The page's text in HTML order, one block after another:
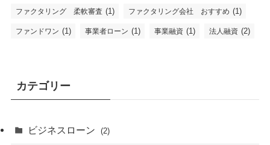
ファクタリング 柔軟審査 (1) ファクタリング会社 おすすめ (1)
ファンドワン (1) 事業者ローン (1) 事業融資 (1) 法人融資 (2)
カテゴリー
ビジネスローン (2)